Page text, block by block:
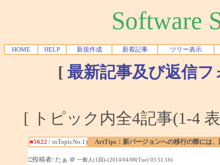
Software
HOME HELP 新規作成 新着記事 ツリー表示
[ 最新記事及び返信
[ トピック内全4記事(1-4
■5622 / inTopicNo.1) ArtTips：新バージョンへの移行の際には
□投稿者/ たぁ ＠ 一般人(1回)-(2014/04/08(Tue) 03:51:16)